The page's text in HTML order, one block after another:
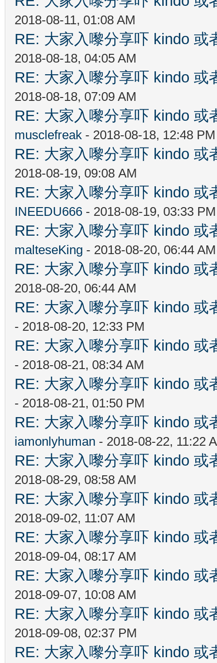
2018-08-11, 01:08 AM
RE: 大家入嚟分享吓 kindo 或
2018-08-18, 04:05 AM
RE: 大家入嚟分享吓 kindo 或
2018-08-18, 07:09 AM
RE: 大家入嚟分享吓 kindo 或
musclefreak - 2018-08-18, 12:48 PM
RE: 大家入嚟分享吓 kindo 或
2018-08-19, 09:08 AM
RE: 大家入嚟分享吓 kindo 或
INEEDU666 - 2018-08-19, 03:33 PM
RE: 大家入嚟分享吓 kindo 或
malteseKing - 2018-08-20, 06:44 AM
RE: 大家入嚟分享吓 kindo 或
2018-08-20, 06:44 AM
RE: 大家入嚟分享吓 kindo 或
- 2018-08-20, 12:33 PM
RE: 大家入嚟分享吓 kindo 或
- 2018-08-21, 08:34 AM
RE: 大家入嚟分享吓 kindo 或
- 2018-08-21, 01:50 PM
RE: 大家入嚟分享吓 kindo 或
iamonlyhuman - 2018-08-22, 11:22
RE: 大家入嚟分享吓 kindo 或
2018-08-29, 08:58 AM
RE: 大家入嚟分享吓 kindo 或
2018-09-02, 11:07 AM
RE: 大家入嚟分享吓 kindo 或
2018-09-04, 08:17 AM
RE: 大家入嚟分享吓 kindo 或
2018-09-07, 10:08 AM
RE: 大家入嚟分享吓 kindo 或
2018-09-08, 02:37 PM
RE: 大家入嚟分享吓 kindo 或